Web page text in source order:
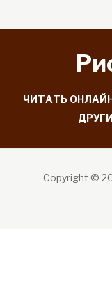
ЧИТАТЬ
Copyright ©